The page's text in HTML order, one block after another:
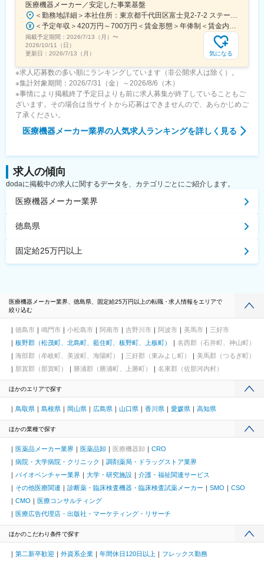
医療機器メーカー／安定した事業基盤
＜勤務地詳細＞本社住所：東京都千代田区富士見2-7-2 ステージビルディング8F勤務地最寄駅：JR総武線／飯田橋駅受動喫煙対策：屋内全面禁煙変更の範囲：会社の定める事業所（リモートワーク含む）
＜予定年収＞420万円～700万円＜賃金形態＞年俸制＜賃金内訳＞年額（基本給）：3,319,800円～5,440,000円固定残業手当/月：73,350円～130,000円（固定残業時間30時間0分/月）超過した時間外労働の残業手当は追加支給＜月額＞350,000円～583,333円（12分割）（一律手当を含む）＜昇給有無＞有＜残業手当＞有＜給与補足＞※経験・能力・前職での給与を考慮し､当社規定により決定します。■パフォーマンスボーナス（個人実績連動／年1回■昇給：有（人事評価・会社業績に基づく）賃金はあくまでも目安の金額であり、選考を通じて上下する可能性があります。月給(月額)は固定手当を含めた表記です。
掲載予定期間： 2026/7/13（月） 〜
2026/10/11（日）
更新日： 2026/7/13（月） 気になる
※求人応募数の多い順にランキングしています（非公開求人は除く）。
※集計対象期間：2026/7/31（金）～2026/8/6（木）
※事情により掲載終了予定日よりも前に求人募集が終了していることもご
ざいます。その場合は当サイトから応募はできませんので、あらかじめご
了承ください。
医療機器メーカー業界の人気求人ランキングを詳しく見る
求人の傾向
dodaに掲載中の求人に関するデータを、カテゴリごとにご紹介します。
医療機器メーカー業界
徳島県
固定給25万円以上
医療機器メーカー業界、徳島県、固定給25万円以上の転職・求人情報をエリアで
絞り込む
徳島市 鳴門市 小松島市 阿南市 吉野川市 阿波市 美馬市
三好市
板野郡（松茂町、北島町、藍住町、板野町、上板町）
名西郡（石井町、神山町）
海部郡（牟岐町、美波町、海陽町）
三好郡（東みよし町）
美馬郡（つるぎ町）
那賀郡（那賀町）
勝浦郡（勝浦町、上勝町） 名東郡（佐那河内村）
ほかのエリアで探す
鳥取県 島根県 岡山県 広島県 山口県 香川県 愛媛県 高知県
ほかの業種で探す
医薬品メーカー業界 医薬品卸 医療機器卸
CRO
病院・大学病院・クリニック
調剤薬局・ドラッグストア業界
バイオベンチャー業界
大学・研究施設
介護・福祉関連サービス
その他医療関連
診断薬・臨床検査機器・臨床検査試薬メーカー SMO
CSO
CMO
医療コンサルティング
医療広告代理店・出版社・マーケティング・リサーチ
ほかのこだわり条件で探す
第二新卒歓迎 外資系企業 年間休日120日以上
フレックス勤務